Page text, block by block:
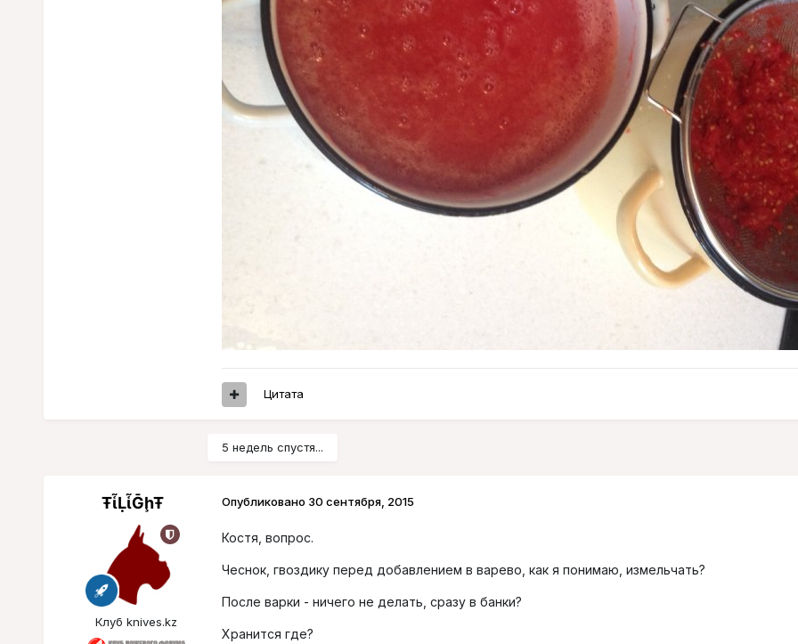
Цитата
5 недель спустя...
ŦᾡἷḶἷḠḩŦ
Клуб knives.kz
Опубликовано 30 сентября, 2015
Костя, вопрос.
Чеснок, гвоздику перед добавлением в варево, как я понимаю, измельчать?
После варки - ничего не делать, сразу в банки?
Хранится где?